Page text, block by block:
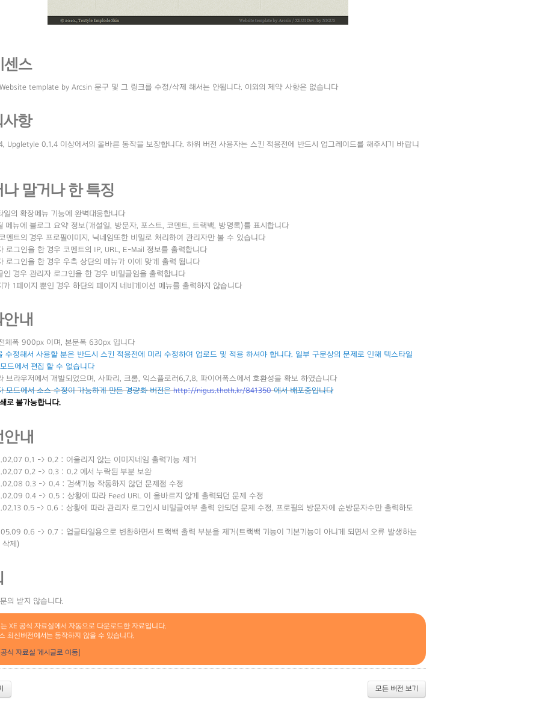
센스
template by Arcsin 문구 및 그 링크를 수정/삭제 해서는 안됩니다. 이외의 제약 사항은 없습니다
사항
Upgletyle 0.1.4 이상에서의 올바른 동작을 보장합니다. 하위 버전 사용자는 스킨 적용전에 반드시 업그레이드를 해주시기 바랍니
나 말거나 한 특징
일의 확장메뉴 기능에 완벽대응합니다
메뉴에 블로그 요약 정보(개설일, 방문자, 포스트, 코멘트, 트랙백, 방명록)를 표시합니다
멘트의 경우 프로필이미지, 닉네임또한 비밀로 처리하여 관리자만 볼 수 있습니다
로그인을 한 경우 코멘트의 IP, URL, E-Mail 정보를 출력합니다
로그인을 한 경우 우측 상단의 메뉴가 이에 맞게 출력 됩니다
인 경우 관리자 로그인을 한 경우 비밀글임을 출력합니다
가 1페이지 뿐인 경우 하단의 페이지 네비게이션 메뉴를 출력하지 않습니다
내
체폭 900px 이며, 본문폭 630px 입니다
수정해서 사용할 분은 반드시 스킨 적용전에 미리 수정하여 업로드 및 적용 하셔야 합니다. 일부 구문상의 문제로 인해 텍스타일
드에서 편집 할 수 없습니다
브라우저에서 개발되었으며, 사파리, 크롬, 익스플로러6,7,8, 파이어폭스에서 호환성을 확보 하였습니다
모드에서 소스 수정이 가능하게 만든 경량화 버전은http://nigus.thoth.kr/841350에서 배포중입니다
로 불가능합니다.
안내
0.1 -> 0.2 : 어울리지 않는 이미지네임 출력기능 제거
0.2 -> 0.3 : 0.2 에서 누락된 부분 보완
0.3 -> 0.4 : 검색기능 작동하지 않던 문제점 수정
0.4 -> 0.5 : 상황에 따라 Feed URL 이 올바르지 않게 출력되던 문제 수정
0.5 -> 0.6 : 상황에 따라 관리자 로그인시 비밀글여부 출력 안되던 문제 수정, 프로필의 방문자에 순방문자수만 출력하도
0.6 -> 0.7 : 업글타일용으로 변환하면서 트랙백 출력 부분을 제거(트랙백 기능이 기본기능이 아니게 되면서 오류 발생하는
삭제)
의 받지 않습니다.
XE 공식 자료실에서 자동으로 다운로드한 자료입니다.
최신버전에서는 동작하지 않을 수 있습니다.
[공식 자료실 게시글로 이동]
모든 버전 보기